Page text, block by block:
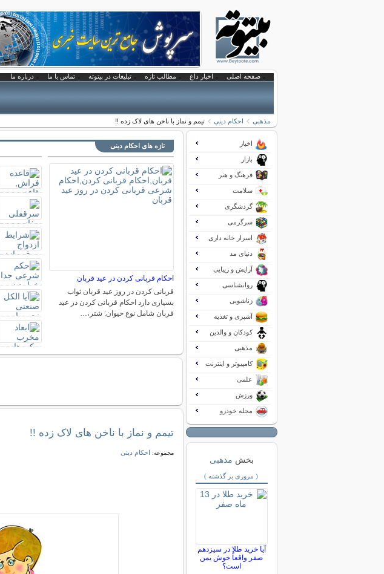
صفحه اصلی اخبار داغ مطالب تازه تبلیغات در بیتوته تماس با ما درباره ما
مذهبی احکام دینی تیمم و نماز با ناخن های لاک زده !!
تازه های احکام دینی
احکام قربانی کردن در عید قربان
قربانی کردن در روز عید قربان ثواب
بسیاری دارد احکام قربانی کردن در عید
قربان شامل نوع حیوان: شتر،…
تیمم و نماز با ناخن های لاک زده !!
مجموعه: احکام دینی
اخبار
بازار
فرهنگ و هنر
سلامت
گردشگری
سرگرمی
اسرار خانه داری
دنیای مد
آرایش و زیبایی
روانشناسی
زناشویی
آشپزی و تغذیه
کودکان و والدین
مذهبی
کامپیوتر و اینترنت
علمی
ورزش
مجله خودرو
بخش مذهبی
( مروری بر گذشته )
آیا خرید طلا در سیزدهم
صفر واقعاً خوش یمن
است؟